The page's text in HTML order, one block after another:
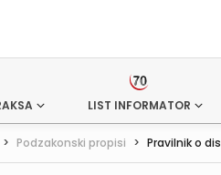
LIST INFORMATOR
> Podzakonski propisi > Pravilnik o